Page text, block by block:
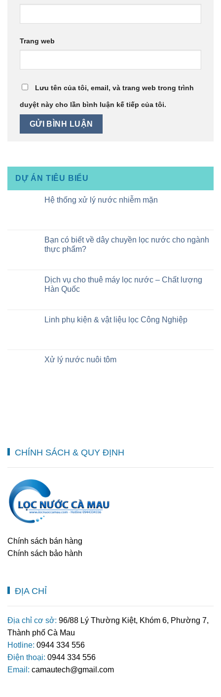
Trang web
Lưu tên của tôi, email, và trang web trong trình
duyệt này cho lần bình luận kế tiếp của tôi.
DỰ ÁN TIÊU BIỂU
Hệ thống xử lý nước nhiễm mặn
Bạn có biết về dây chuyền lọc nước cho ngành
thực phẩm?
Dịch vụ cho thuê máy lọc nước – Chất lượng
Hàn Quốc
Linh phụ kiện & vật liệu lọc Công Nghiệp
Xử lý nước nuôi tôm
CHÍNH SÁCH & QUY ĐỊNH
Chính sách bán hàng
Chính sách bảo hành
ĐỊA CHỈ
Địa chỉ cơ sở: 96/88 Lý Thường Kiệt, Khóm 6, Phường 7,
Thành phố Cà Mau
Hotline: 0944 334 556
Điện thoại: 0944 334 556
Email: camautech@gmail.com